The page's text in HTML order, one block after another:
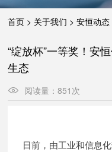
首页 > 关于我们 >安恒动态
“绽放杯”一等奖！安
生态
阅读量：851 次
日前，由工业和信息